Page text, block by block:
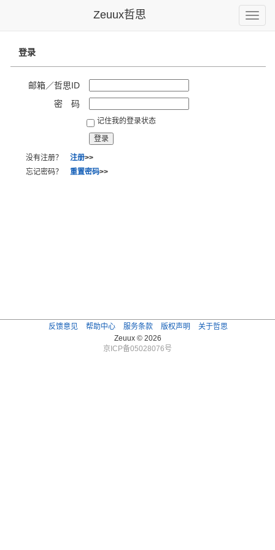
Toggle
Zeuux哲思
登录
邮箱／哲思ID
密 码
记住我的登录状态
没有注册？ 注册>>
忘记密码？ 重置密码>>
反馈意见 帮助中心 服务条款 版权声明
关于哲思
Zeuux © 2026
京ICP备05028076号